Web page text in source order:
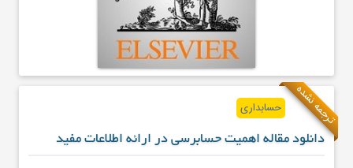
ترجمه نشده حسابداری
دانلود مقاله اهمیت حسابرسی در ارائه اطلاعات مفید